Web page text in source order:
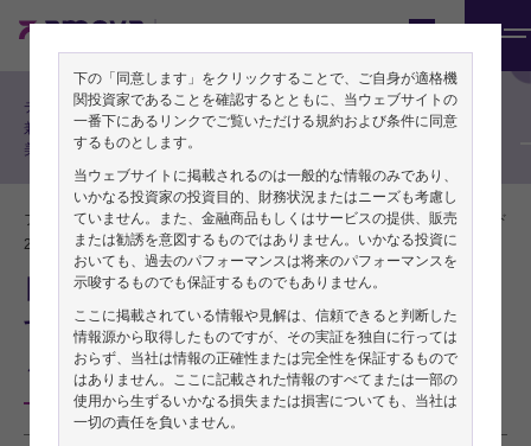
ニ
フィンク直美の投資戦略
チーフ・グローバル・ストラテジスト
兼チーフ・エコノミスト フィンク直
美によるリサーチレポート
フィンク直美／チーフ・グローバル・ストラテジスト
2024年04月02日
PDFをダウンロード
日本の第4四半期の設備投資急増に注目
すべき理由
～投資の増加は構造的回復のシグナル～
下の「同意します」をクリックすることで、ご自身が適格機
関投資家であることを確認するとともに、当ウェブサイトの
一番下にあるリンクでご覧いただける規約および条件に同意
するものとします。
当ウェブサイトに掲載されるのは一般的な情報のみであり、
いかなる投資家の投資目的、財務状況またはニーズも考慮し
ていません。また、金融商品もしくはサービスの提供、販売
または勧誘を意図するものではありません。いかなる投資に
おいても、過去のパフォーマンスは将来のパフォーマンスを
示唆するものでも保証するものでもありません。
ここに掲載されている情報や見解は、信頼できると判断した
情報源から取得したものですが、その実証を独自に行っては
おらず、当社は情報の正確性または完全性を保証するもので
はありません。ここに記載された情報のすべてまたは一部の
使用から生ずるいかなる損失または損害についても、当社は
一切の責任を負いません。